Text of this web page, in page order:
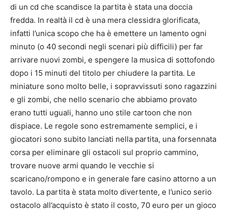
di un cd che scandisce la partita è stata una doccia
fredda. In realtà il cd è una mera clessidra glorificata,
infatti l’unica scopo che ha è emettere un lamento ogni
minuto (o 40 secondi negli scenari più difficili) per far
arrivare nuovi zombi, e spengere la musica di sottofondo
dopo i 15 minuti del titolo per chiudere la partita. Le
miniature sono molto belle, i sopravvissuti sono ragazzini
e gli zombi, che nello scenario che abbiamo provato
erano tutti uguali, hanno uno stile cartoon che non
dispiace. Le regole sono estremamente semplici, e i
giocatori sono subito lanciati nella partita, una forsennata
corsa per eliminare gli ostacoli sul proprio cammino,
trovare nuove armi quando le vecchie si
scaricano/rompono e in generale fare casino attorno a un
tavolo. La partita è stata molto divertente, e l’unico serio
ostacolo all’acquisto è stato il costo, 70 euro per un gioco